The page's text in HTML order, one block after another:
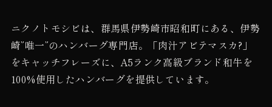
ニクノトモシビは、群馬県伊勢崎市昭和町にある、伊勢
崎”唯一”のハンバーグ専門店。「肉汁アビテマスカ?」
をキャッチフレーズに、A5ランク高級ブランド和牛を
100%使用したハンバーグを提供しています。